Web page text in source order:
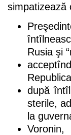
simpatizează
Rusia şi
după
sterile,
la